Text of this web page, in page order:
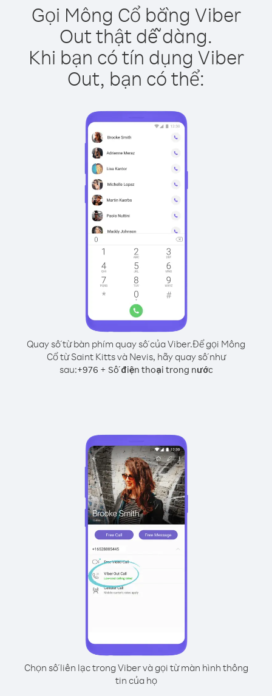
Gọi Mông Cổ bằng Viber
Out thật dễ dàng.
Khi bạn có tín dụng Viber
Out, bạn có thể:
Quay số từ bàn phím quay số của Viber.Để gọi Mông
Cổ từ Saint Kitts và Nevis, hãy quay số như
sau:+976 + Số điện thoại trong nước
Chọn số liên lạc trong Viber và gọi từ màn hình thông
tin của họ